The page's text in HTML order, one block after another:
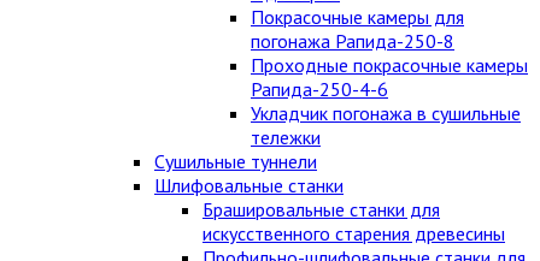
Покрасочные камеры для
погонажа Рапида-250-8
Проходные покрасочные камеры
Рапида-250-4-6
Укладчик погонажа в сушильные
тележки
Сушильные туннели
Шлифовальные станки
Брашировальные станки для
искусственного старения древесины